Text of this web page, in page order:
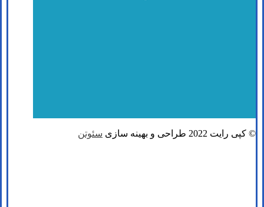
© کپی رایت 2022 طراحی و بهینه سازی سئوتن